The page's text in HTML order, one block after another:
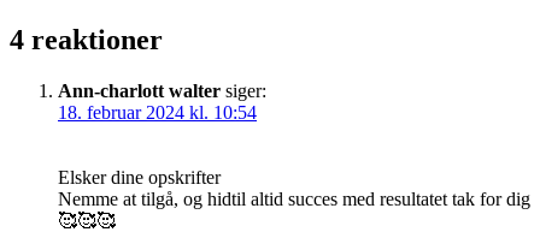
4 reaktioner
Ann-charlott walter siger:
18. februar 2024 kl. 10:54
Elsker dine opskrifter
Nemme at tilgå, og hidtil altid succes med resultatet tak for dig
🥰🥰🥰